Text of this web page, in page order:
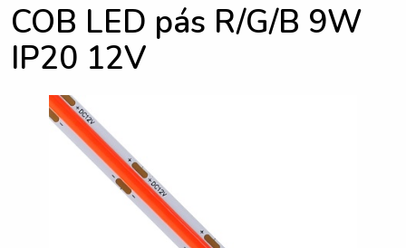
COB LED pás R/G/B 9W
IP20 12V